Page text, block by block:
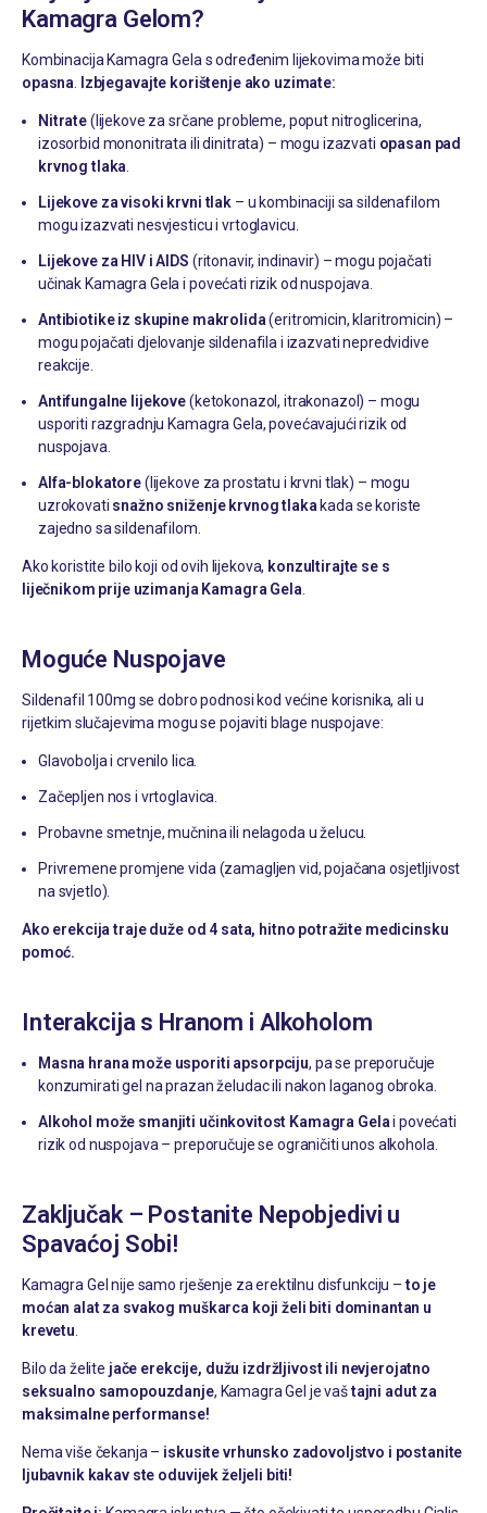
Kamagra Gelom?
Kombinacija Kamagra Gela s određenim lijekovima može biti
opasna
Izbjegavajte korištenje ako uzimate:
Nitrate(lijekove za srčane probleme, poput nitroglicerina,
izosorbid mononitrata ili dinitrata) – mogu izazvati opasan pad
krvnog tlaka
Lijekove za visoki krvni tlak– u kombinaciji sa sildenafilom
mogu izazvati nesvjesticu i vrtoglavicu.
Lijekove za HIV i AIDS (ritonavir, indinavir) – mogu pojačati
učinak Kamagra Gela i povećati rizik od nuspojava.
Antibiotike iz skupine makrolida(eritromicin, klaritromicin) –
mogu pojačati djelovanje sildenafila i izazvati nepredvidive
reakcije.
Antifungalne lijekove(ketokonazol, itrakonazol) – mogu
usporiti razgradnju Kamagra Gela, povećavajući rizik od
nuspojava.
Alfa-blokatore(lijekove za prostatu i krvni tlak) – mogu
uzrokovati snažno sniženje krvnog tlaka kada se koriste
zajedno sa sildenafilom.
Ako koristite bilo koji od ovih lijekova, konzultirajte se s
liječnikom prije uzimanja Kamagra Gela
Moguće Nuspojave
Sildenafil 100mg se dobro podnosi kod većine korisnika, ali u
rijetkim slučajevima mogu se pojaviti blage nuspojave:
Glavobolja i crvenilo lica.
Začepljen nos i vrtoglavica.
Probavne smetnje, mučnina ili nelagoda u želucu.
Privremene promjene vida (zamagljen vid, pojačana osjetljivost
na svjetlo).
Ako erekcija traje duže od 4 sata, hitno potražite medicinsku
pomoć.
Interakcija s Hranom i Alkoholom
Masna hrana može usporiti apsorpciju, pa se preporučuje
konzumirati gel na prazan želudac ili nakon laganog obroka.
Alkohol može smanjiti učinkovitost Kamagra Gelai povećati
rizik od nuspojava – preporučuje se ograničiti unos alkohola.
Zaključak – Postanite Nepobjedivi u
Spavaćoj Sobi!
Kamagra Gel nije samo rješenje za erektilnu disfunkciju –to je
moćan alat za svakog muškarca koji želi biti dominantan u
krevetu
Bilo da želite jače erekcije, dužu izdržljivost ili nevjerojatno
seksualno samopouzdanje, Kamagra Gel je vaštajni adut za
maksimalne performanse!
Nema više čekanja – iskusite vrhunsko zadovoljstvo i postanite
ljubavnik kakav ste oduvijek željeli biti!